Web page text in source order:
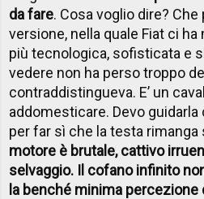
da fare. Cosa voglio dire?
versione, nella quale Fiat ci
più tecnologica, sofisticata e
vedere non ha perso troppo
contraddistingueva. E’ un
addomesticare. Devo
per far sì che la testa rimanga
motore è brutale, cattivo
selvaggio. Il cofano infinito
la benché minima percezione